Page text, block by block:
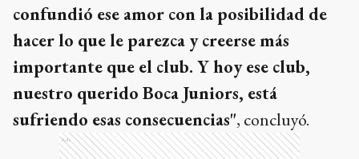
confundió ese amor con la posibilidad de
hacer lo que le parezca y creerse más
importante que el club. Y hoy ese club,
nuestro querido Boca Juniors, está
sufriendo esas consecuencias", concluyó.
Ads